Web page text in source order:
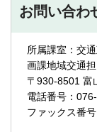
お問い合わ
所属課室：交
画課地域交通担
〒930-8501 富
電話番号：
ファックス番